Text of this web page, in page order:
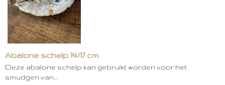
Abalone schelp 14/17 cm
Deze abalone schelp kan gebruikt worden voor het
smudgen van…